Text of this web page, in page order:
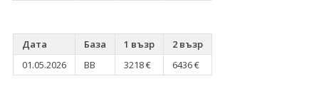
Дата База 1 възр
2 възр
01.05.2026
BB 3218 € 6436 €